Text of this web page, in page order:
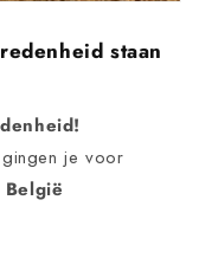
staan
je voor